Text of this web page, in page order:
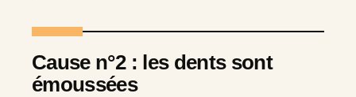
Cause n°2 : les dents sont
émoussées